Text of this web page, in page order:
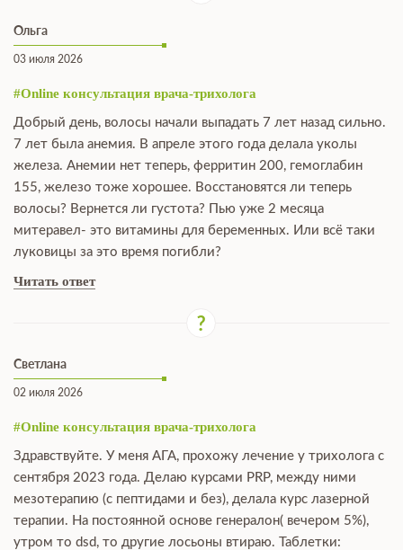
Ольга
03 июля 2026
#Online консультация врача-трихолога
Добрый день, волосы начали выпадать 7 лет назад сильно.
7 лет была анемия. В апреле этого года делала уколы
железа. Анемии нет теперь, ферритин 200, гемоглабин
155, железо тоже хорошее. Восстановятся ли теперь
волосы? Вернется ли густота? Пью уже 2 месяца
митеравел- это витамины для беременных. Или всё таки
луковицы за это время погибли?
Читать ответ
Светлана
02 июля 2026
#Online консультация врача-трихолога
Здравствуйте. У меня АГА, прохожу лечение у трихолога с
сентября 2023 года. Делаю курсами PRP, между ними
мезотерапию (с пептидами и без), делала курс лазерной
терапии. На постоянной основе генералон( вечером 5%),
утром то dsd, то другие лосьоны втираю. Таблетки: